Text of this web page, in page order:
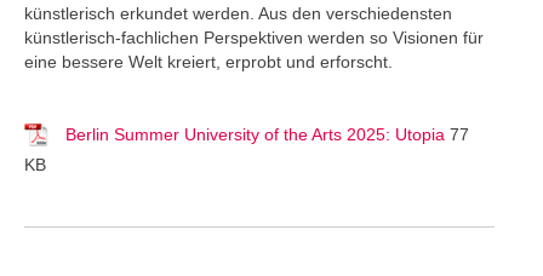
künstlerisch erkundet werden. Aus den verschiedensten
künstlerisch-fachlichen Perspektiven werden so Visionen für
eine bessere Welt kreiert, erprobt und erforscht.
Berlin Summer University of the Arts 2025: Utopia 77
KB